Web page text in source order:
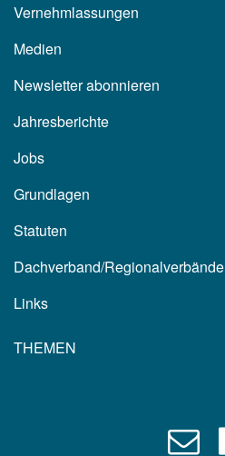
Vernehmlassungen
Medien
Newsletter abonnieren
Jahresberichte
Jobs
Grundlagen
Statuten
Dachverband/Regionalverbände
Links
THEMEN